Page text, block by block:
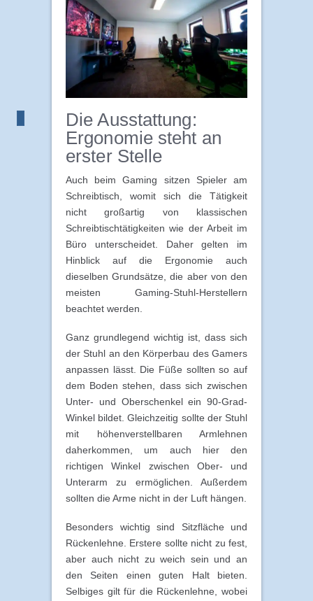
Die Ausstattung:
Ergonomie steht an
erster Stelle
Auch beim Gaming sitzen Spieler am
Schreibtisch, womit sich die Tätigkeit
nicht großartig von klassischen
Schreibtischtätigkeiten wie der Arbeit im
Büro unterscheidet. Daher gelten im
Hinblick auf die Ergonomie auch
dieselben Grundsätze, die aber von den
meisten Gaming-Stuhl-Herstellern
beachtet werden.
Ganz grundlegend wichtig ist, dass sich
der Stuhl an den Körperbau des Gamers
anpassen lässt. Die Füße sollten so auf
dem Boden stehen, dass sich zwischen
Unter- und Oberschenkel ein 90-Grad-
Winkel bildet. Gleichzeitig sollte der Stuhl
mit höhenverstellbaren Armlehnen
daherkommen, um auch hier den
richtigen Winkel zwischen Ober- und
Unterarm zu ermöglichen. Außerdem
sollten die Arme nicht in der Luft hängen.
Besonders wichtig sind Sitzfläche und
Rückenlehne. Erstere sollte nicht zu fest,
aber auch nicht zu weich sein und an
den Seiten einen guten Halt bieten.
Selbiges gilt für die Rückenlehne, wobei